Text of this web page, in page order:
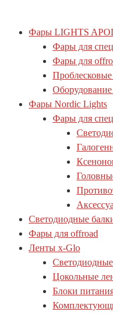
Фары LIGHTS
Фары для
Фары для
Оборудование
Фары Nordic Lights
Фары для
Светодиодные
Фары для offroad
Ленты x-Glo
Цокольные
Блоки